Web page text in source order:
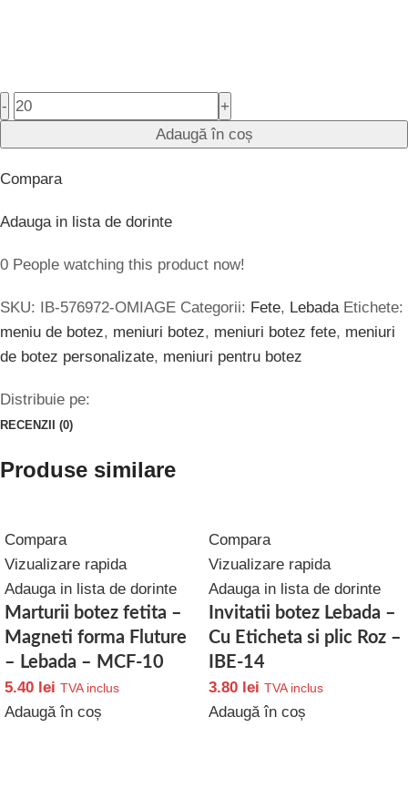
-
+
Adaugă în coș
Compara
Adauga in lista de dorinte
0 People watching this product now!
SKU: IB-576972-OMIAGE Categorii: Fete, Lebada Etichete:
meniu de botez, meniuri botez, meniuri botez fete, meniuri
de botez personalizate, meniuri pentru botez
Distribuie pe:
RECENZII (0)
Produse similare
Compara
Vizualizare rapida
Adauga in lista de dorinte
Marturii botez fetita –
Magneti forma Fluture
– Lebada – MCF-10
5.40 lei TVA inclus
Adaugă în coș
Compara
Vizualizare rapida
Adauga in lista de dorinte
Invitatii botez Lebada –
Cu Eticheta si plic Roz –
IBE-14
3.80 lei TVA inclus
Adaugă în coș